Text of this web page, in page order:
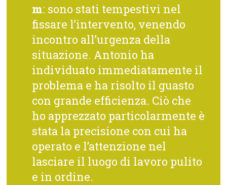
m: sono stati tempestivi nel
fissare l’intervento, venendo
incontro all’urgenza della
situazione. Antonio ha
individuato immediatamente il
problema e ha risolto il guasto
con grande efficienza. Ciò che
ho apprezzato particolarmente è
stata la precisione con cui ha
operato e l’attenzione nel
lasciare il luogo di lavoro pulito
e in ordine.